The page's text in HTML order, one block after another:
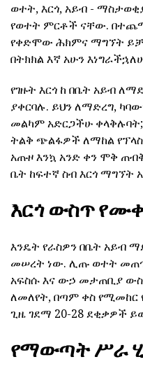
ወተት, እርጎ, አይብ -
የወተት ምርቶች ናቸው.
የቀድሞው ሕክምና ማግኘት
በትክክል እኛ አሁን
የገዙት እርጎ ከ በቤት አይብ
ያቀርባሉ. ይህን ለማድረግ,
መልካም አድርጋችሁ
ትልቅ ጭልፋዎች ለማከል
አጡዞ እንኳ አንድ ቀን ሞቅ
ቤት ከፍተኛ ስብ እርጎ ማግኘት
እርጎ ውስጥ
እንዴት የራስዎን በቤት አይብ
መሠረት ነው. ሊጡ ወተት መጠጥ
አፍስሱ እና ውኃ መታጠቢያ
ለመለየት, በጣም ቀስ የሚመከር
ጊዜ ገደማ 20-28 ደቂቃዎች
የማውጣት ሥራ